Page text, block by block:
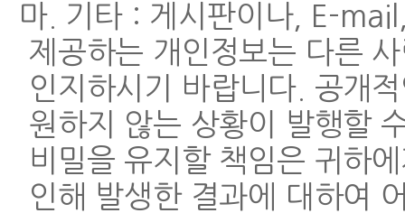
마. 기타 : 게시판이나, E-
제공하는 개인정보는 다른
인지하시기 바랍니다. 공개
원하지 않는 상황이 발행할
비밀을 유지할 책임은 귀하
인해 발생한 결과에 대하여